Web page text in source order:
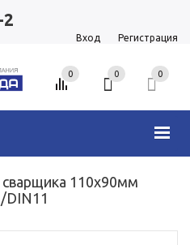
Вход Регистрация
0 0
0
110х90мм
DIN11